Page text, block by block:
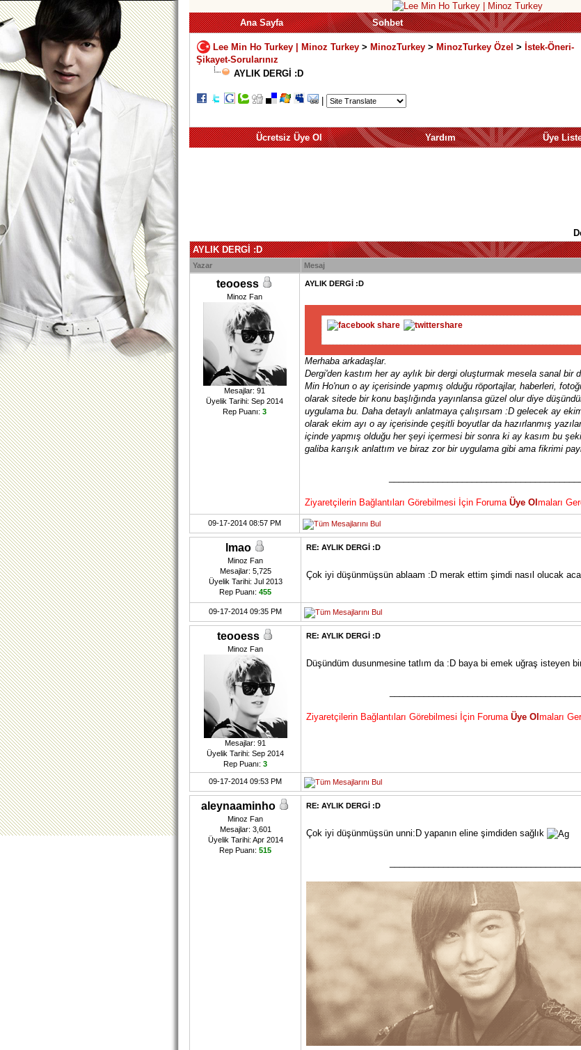
Ana Sayfa Sohbet
Lee Min Ho Turkey | Minoz Turkey > MinozTurkey > MinozTurkey Özel > İstek-Öneri-
Şikayet-Sorularınız
AYLIK DERGİ :D
Ücretsiz Üye Ol Yardım Üye
AYLIK DERGİ :D
Yazar Mesaj
teooess
Minoz Fan
Mesajlar: 91
Üyelik Tarihi: Sep 2014
Rep Puanı: 3
AYLIK DERGİ :D
Merhaba arkadaşlar.
Dergi'den kastım her ay aylık bir dergi oluşturmak mesela sanal bir
Min Ho'nun o ay içerisinde yapmış olduğu röportajlar, haberleri,
olarak sitede bir konu başlığında yayınlansa güzel olur diye
uygulama bu. Daha detaylı anlatmaya çalışırsam :D gelecek ay
olarak ekim ayı o ay içerisinde çeşitli boyutlar da hazırlanmış
içinde yapmış olduğu her şeyi içermesi bir sonra ki ay kasım bu
galiba karışık anlattım ve biraz zor bir uygulama gibi ama fikrimi
Ziyaretçilerin Bağlantıları Görebilmesi İçin Foruma Üye Ol maları
09-17-2014 08:57 PM
lmao
Minoz Fan
Mesajlar: 5,725
Üyelik Tarihi: Jul 2013
Rep Puanı: 455
RE: AYLIK DERGİ :D
Çok iyi düşünmüşsün ablaam :D merak ettim şimdi nasıl olucak
09-17-2014 09:35 PM
teooess
Minoz Fan
Mesajlar: 91
Üyelik Tarihi: Sep 2014
Rep Puanı: 3
RE: AYLIK DERGİ :D
Düşündüm dusunmesine tatlım da :D baya bi emek uğraş isteyen
Ziyaretçilerin Bağlantıları Görebilmesi İçin Foruma Üye Ol maları
09-17-2014 09:53 PM
aleynaaminho
Minoz Fan
Mesajlar: 3,601
Üyelik Tarihi: Apr 2014
Rep Puanı: 515
RE: AYLIK DERGİ :D
Çok iyi düşünmüşsün unni:D yapanın eline şimdiden sağlık